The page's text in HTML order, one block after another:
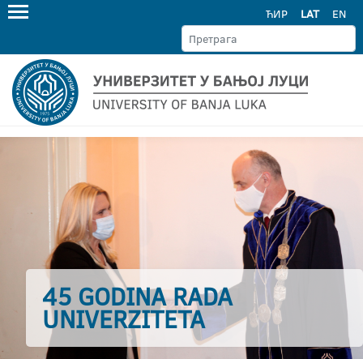
ЋИР LAT EN
45 GODINA RADA
UNIVERZITETA